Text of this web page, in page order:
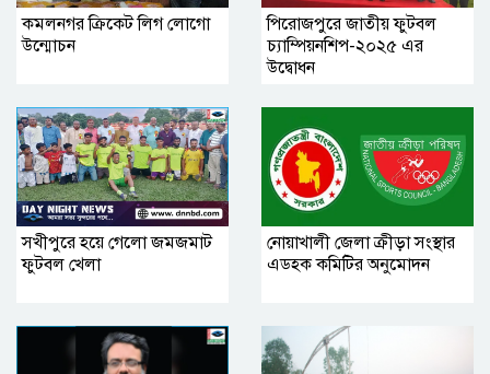
কমলনগর ক্রিকেট লিগ লোগো
উন্মোচন
পিরোজপুরে জাতীয় ফুটবল
চ্যাম্পিয়নশিপ-২০২৫ এর
উদ্বোধন
সখীপুরে হয়ে গেলো জমজমাট
ফুটবল খেলা
নোয়াখালী জেলা ক্রীড়া সংস্থার
এডহক কমিটির অনুমোদন